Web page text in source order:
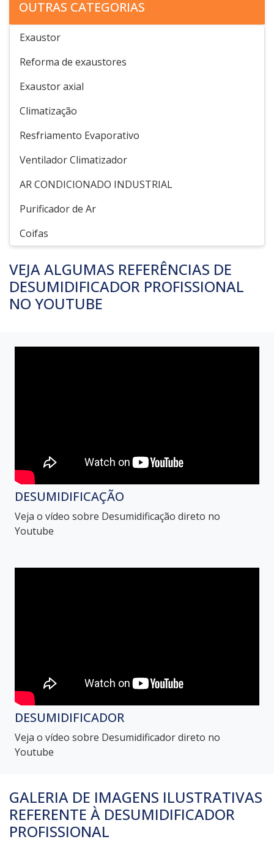
OUTRAS CATEGORIAS
Exaustor
Reforma de exaustores
Exaustor axial
Climatização
Resfriamento Evaporativo
Ventilador Climatizador
AR CONDICIONADO INDUSTRIAL
Purificador de Ar
Coifas
VEJA ALGUMAS REFERÊNCIAS DE
DESUMIDIFICADOR PROFISSIONAL
NO YOUTUBE
DESUMIDIFICAÇÃO
Veja o vídeo sobre Desumidificação direto no
Youtube
DESUMIDIFICADOR
Veja o vídeo sobre Desumidificador direto no
Youtube
GALERIA DE IMAGENS ILUSTRATIVAS
REFERENTE À DESUMIDIFICADOR
PROFISSIONAL